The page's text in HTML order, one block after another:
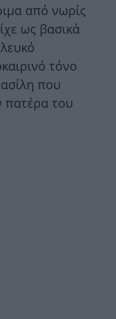
από νωρίς
ως βασικά
τόνο
που
πατέρα του